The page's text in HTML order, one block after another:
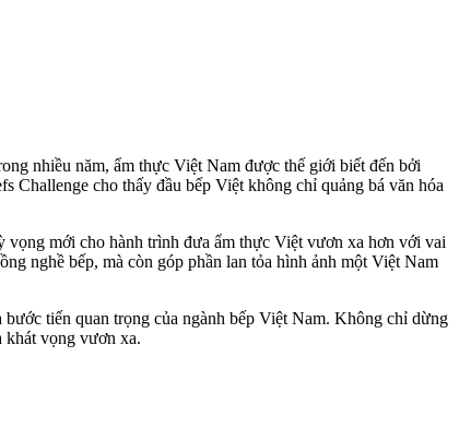
nhiều năm, ẩm thực Việt Nam được thế giới biết đến bởi
Challenge cho thấy đầu bếp Việt không chỉ quảng bá văn hóa
vọng mới cho hành trình đưa ẩm thực Việt vươn xa hơn với vai
nghề bếp, mà còn góp phần lan tỏa hình ảnh một Việt Nam
tiến quan trọng của ngành bếp Việt Nam. Không chỉ dừng
khát vọng vươn xa.